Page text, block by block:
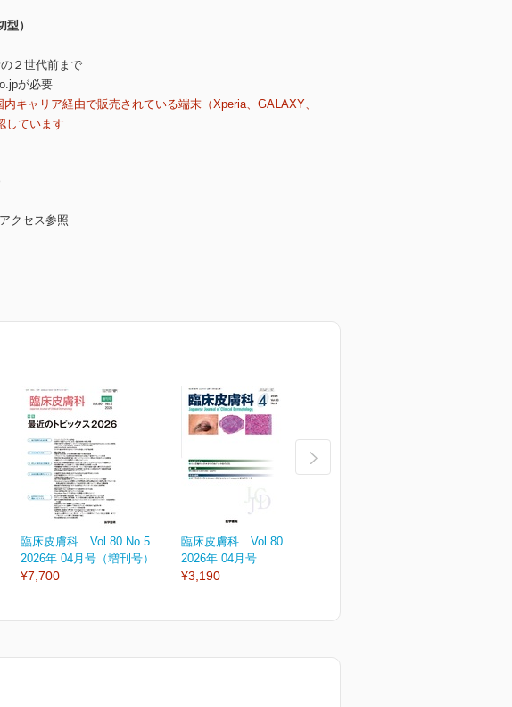
）
２世代前まで
が必要
キャリア経由で販売されている端末（Xperia、GALAXY、
しています
クセス参照
臨床皮膚科 Vol.80 No.5
2026年 04月号（増刊号）
¥7,700
臨床皮膚科 Vol.80 No.4
2026年 04月号
¥3,190